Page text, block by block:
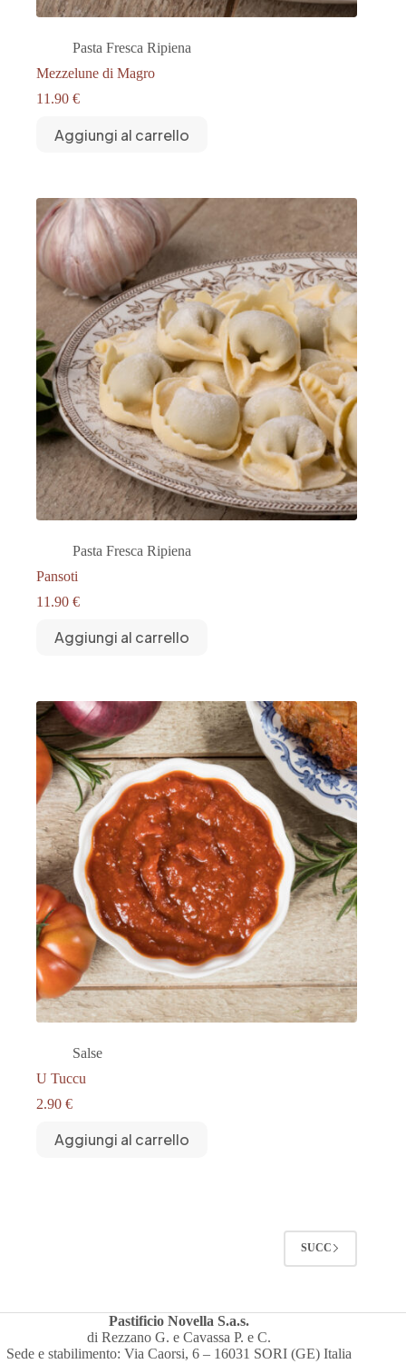
Pasta Fresca Ripiena
Mezzelune di Magro
11.90 €
Aggiungi al carrello
Pasta Fresca Ripiena
Pansoti
11.90 €
Aggiungi al carrello
Salse
U Tuccu
2.90 €
Aggiungi al carrello
SUCC
Pastificio Novella S.a.s.
di Rezzano G. e Cavassa P. e C.
Sede e stabilimento: Via Caorsi, 6 – 16031 SORI (GE) Italia